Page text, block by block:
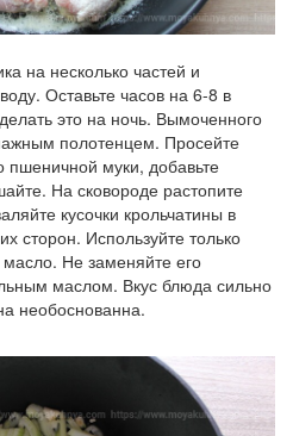
на несколько частей и
Оставьте часов на 6-8 в
это на ночь. Вымоченного
полотенцем. Просейте
пшеничной муки, добавьте
На сковороде растопите
кусочки крольчатины в
сторон. Используйте только
Не заменяйте его
маслом. Вкус блюда сильно
необоснованна.